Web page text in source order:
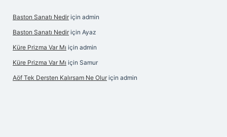
Baston Sanatı Nedir için admin
Baston Sanatı Nedir için Ayaz
Küre Prizma Var Mı için admin
Küre Prizma Var Mı için Samur
Aöf Tek Dersten Kalırsam Ne Olur için admin